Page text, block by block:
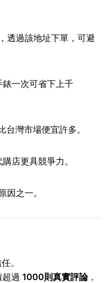
透過該地址下單，可避
一次可省下上千
台灣市場便宜許多。
店更具競爭力。
之一。
。
超過 1000則真實評論，